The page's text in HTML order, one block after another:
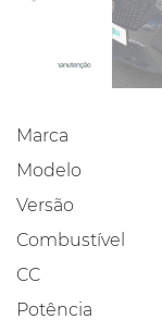
Marca
Modelo
Versão
Combustível
CC
Potência